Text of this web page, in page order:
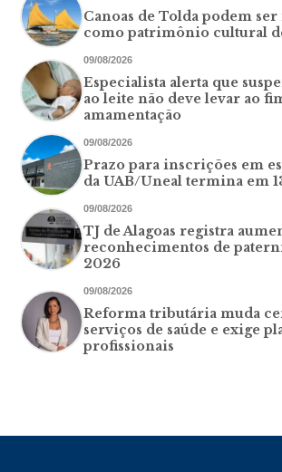
Canoas de Tolda podem
como patrimônio cultural
09/08/2026
Especialista alerta que
ao leite não deve levar ao
amamentação
09/08/2026
Prazo para inscrições em
da UAB/Uneal termina em
09/08/2026
TJ de Alagoas registra
reconhecimentos de
2026
09/08/2026
Reforma tributária muda
serviços de saúde e exige
profissionais